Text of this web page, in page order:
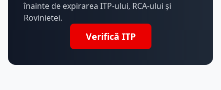
înainte de expirarea ITP-ului, RCA-ului și
Rovinietei.
Verifică ITP